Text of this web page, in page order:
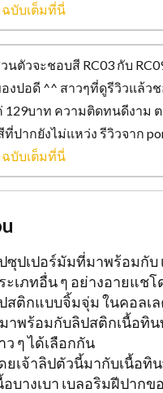
บับเต็มที่นี่
ตัวจะชอบสี RC03 กับ
งปอดี ^^ สาวๆที่ดูรีวิวแล้ว
129บาท ความติดทนดีงาม
ากยังไม่แหว่ง รีวิวจาก
บับเต็มที่นี่
ซุปเปอร์มัมที่มาพร้อมกับ
ะเภทอื่น ๆ อย่างอายแช
สติกแบบจิ้มจุ่ม ในคอลเล
าพร้อมกับลิปสติกเนื้อทิน
ว ๆ ได้เลือกกัน
ยเจ้าลิปตัวนี้มากับเนื้อทิ
อบางเบา เบลอริมฝีปาก